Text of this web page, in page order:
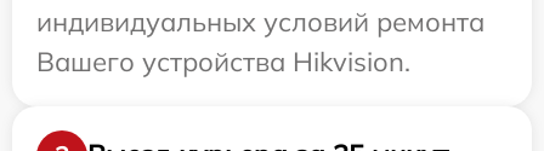
индивидуальных условий ремонта
Вашего устройства Hikvision.